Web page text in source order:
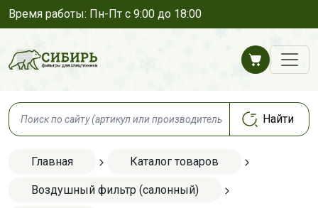
Время работы: Пн-Пт с 9:00 до 18:00
Главная Каталог товаров
Воздушный фильтр (салонный)